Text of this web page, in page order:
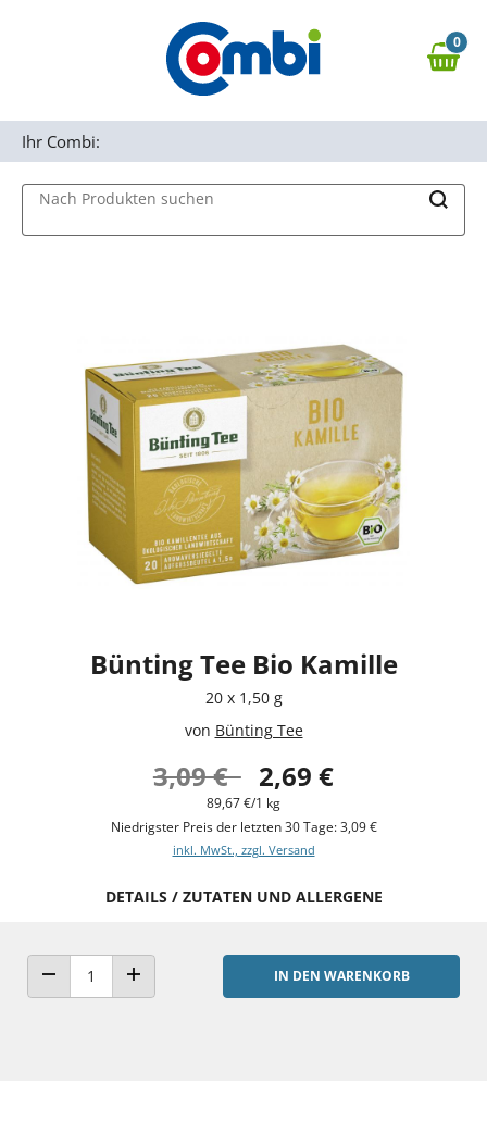
Zur Navigation springen
0,00 €
0
Nach Produkten suchen
Ihr Combi:
Bünting Tee Bio Kamille
20 x 1,50 g
von Bünting Tee
3,09 € 2,69 €
89,67 €/1 kg
Niedrigster Preis der letzten 30 Tage: 3,09 €
inkl. MwSt., zzgl. Versand
DETAILS / ZUTATEN UND ALLERGENE
ANZAHL VERRINGERNANZAHL ERHÖHEN
IN DEN WARENKORB